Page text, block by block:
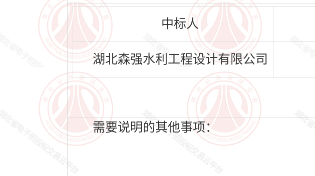
中标人
湖北森强水利工程设计有限公司
需要说明的其他事项：